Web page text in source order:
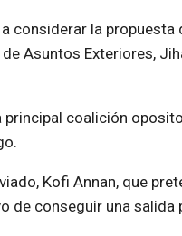
considerar la propuesta
Asuntos Exteriores,
coalición
Kofi Annan, que
de conseguir una salida